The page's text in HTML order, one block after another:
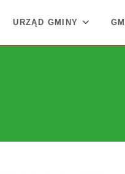
URZĄD GMINY